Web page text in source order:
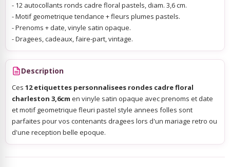
- 12 autocollants ronds cadre floral pastels, diam. 3,6 cm.
- Motif geometrique tendance + fleurs plumes pastels.
- Prenoms + date, vinyle satin opaque.
- Dragees, cadeaux, faire-part, vintage.
Description
Ces 12 etiquettes personnalisees rondes cadre floral
charleston 3,6cm en vinyle satin opaque avec prenoms et date
et motif geometrique fleuri pastel style annees folles sont
parfaites pour vos contenants dragees lors d'un mariage retro ou
d'une reception belle epoque.